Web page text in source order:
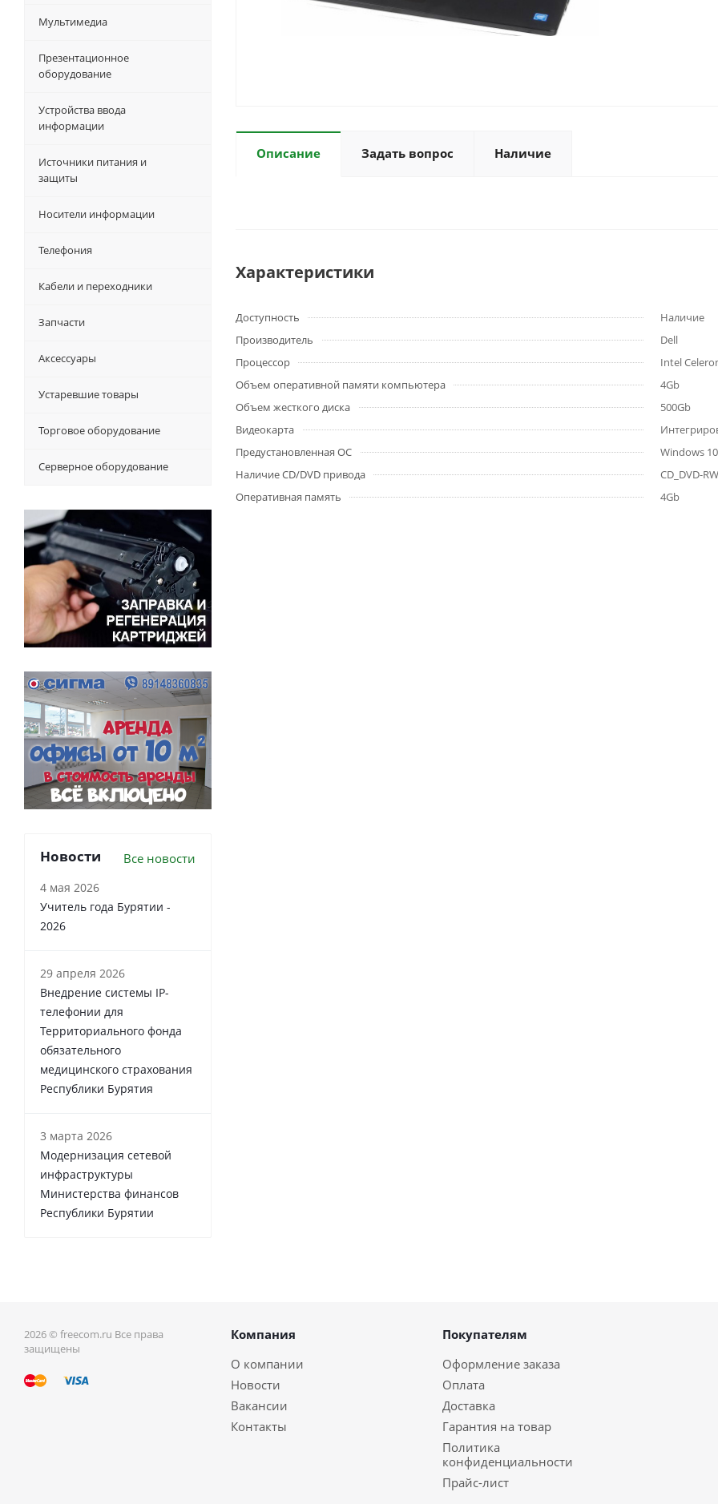
Описание Задать вопрос Наличие
Характеристики
Доступность
Наличие
Производитель
Dell
Процессор
Intel
Объем оперативной памяти компьютера
4Gb
Объем жесткого диска
500Gb
Видеокарта
Предустановленная ОС
Windows
Наличие CD/DVD привода
CD_DVD-RW
Оперативная память
4Gb
Мультимедиа
Презентационное
оборудование
Устройства ввода
информации
Источники питания и
защиты
Носители информации
Телефония
Кабели и переходники
Запчасти
Аксессуары
Устаревшие товары
Торговое оборудование
Серверное оборудование
Новости Все новости
4 мая 2026
Учитель года Бурятии -
2026
29 апреля 2026
Внедрение системы IP-
телефонии для
Территориального фонда
обязательного
медицинского страхования
Республики Бурятия
3 марта 2026
Модернизация сетевой
инфраструктуры
Министерства финансов
Республики Бурятии
2026 © freecom.ru Все права
защищены
Компания
О компании
Новости
Вакансии
Контакты
Покупателям
Оформление заказа
Оплата
Доставка
Гарантия на товар
Политика
конфиденциальности
Прайс-лист